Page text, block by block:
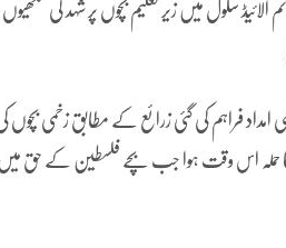
الائیڈ سکول میں زیر تعلیم بچوں پر شہد کی
کا حملہ اس وقت ہوا جب بچے فلسطین کے حق